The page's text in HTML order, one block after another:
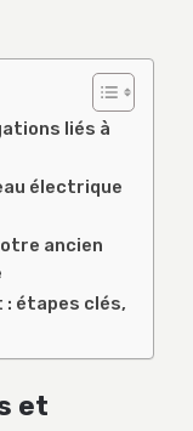
liés à
électrique
ancien
: étapes clés,
et